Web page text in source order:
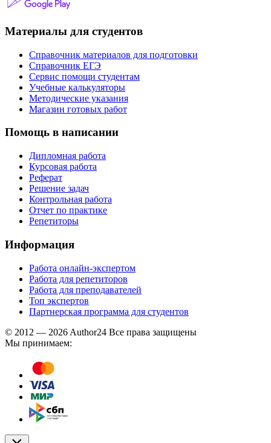
Материалы для студентов
Справочник материалов для подготовки
Справочник ЕГЭ
Сервис помощи студентам
Учебные калькуляторы
Методические указания
Магазин готовых работ
Помощь в написании
Дипломная работа
Курсовая работа
Реферат
Решение задач
Контрольная работа
Отчет по практике
Репетиторы
Информация
Работа онлайн-экспертом
Работа для репетиторов
Работа для преподавателей
Топ экспертов
Партнерская программа для студентов
© 2012 — 2026 Author24 Все права защищены
Мы принимаем: